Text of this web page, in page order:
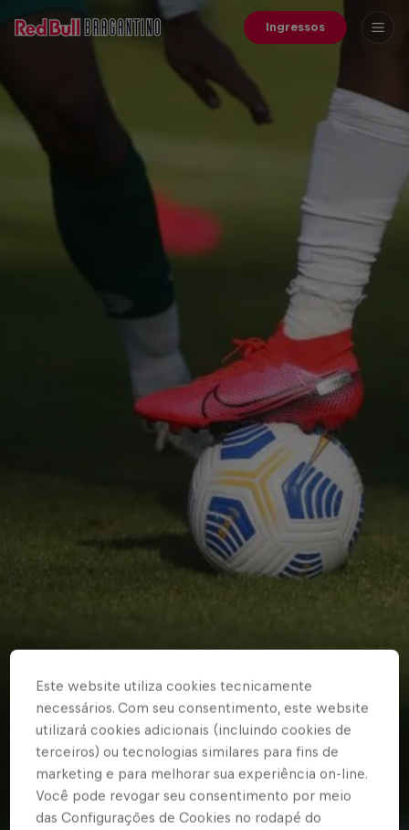
Ingressos
Este website utiliza cookies tecnicamente
necessários. Com seu consentimento, este website
utilizará cookies adicionais (incluindo cookies de
terceiros) ou tecnologias similares para fins de
marketing e para melhorar sua experiência on-line.
Você pode revogar seu consentimento por meio
das Configurações de Cookies no rodapé do